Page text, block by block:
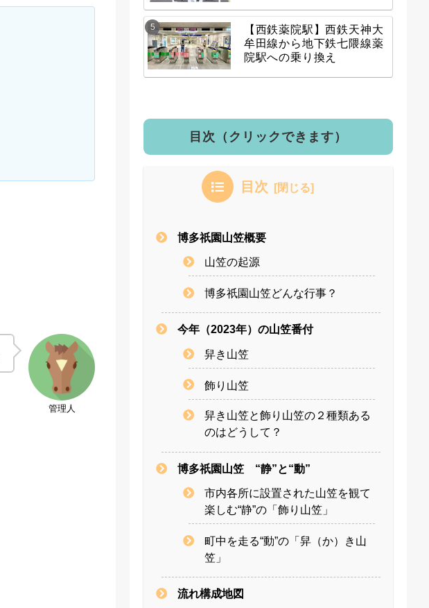
管理人
【西鉄薬院駅】西鉄天神大
牟田線から地下鉄七隈線薬
院駅への乗り換え
目次（クリックできます）
目次
博多祇園山笠概要
山笠の起源
博多祇園山笠どんな行事？
今年（2023年）の山笠番付
舁き山笠
飾り山笠
舁き山笠と飾り山笠の２種類ある
のはどうして？
博多祇園山笠 “静”と“動”
市内各所に設置された山笠を観て
楽しむ“静”の「飾り山笠」
町中を走る“動”の「舁（か）き山
笠」
流れ構成地図